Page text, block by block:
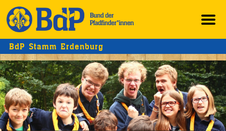
BdP Stamm Erdenburg